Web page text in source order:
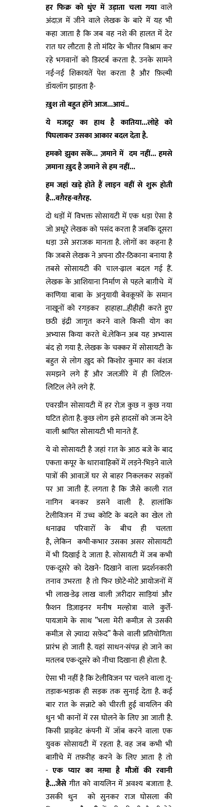
हर फिक्र को धुंए में उड़ाता चला गयावाले
अंदाज़ में जीने वाले लेखक के बारे में यह भी
कहा जाता है कि जब वह नशे की हालत में देर
रात घर लौटता है तो मंदिर के भीतर विश्राम कर
रहे भगवानों को डिस्टर्ब करता है. उनके सामने
नई-नई शिकायतें पेश करता है और फ़िल्मी
डॉयलॉग झाड़ता है-
ख़ुश तो बहुत होंगे आज...आयं..
ये मजदूर का हाथ है कातिया...लोहे को
पिघलाकर उसका आकार बदल देता है.
हमको झुका सकें... ज़माने मेंदम नहीं... हमसे
ज़माना ख़ुद है जमाने से हम नहीं...
हम जहां खड़े होते हैं लाइन वहीं से शुरू होती
है...वग़ैरह-वग़ैरह.
दो धड़ों में विभक्त सोसायटी में एक धड़ा ऐसा है
जो अधूरे लेखक को पसंद करता है जबकि दूसरा
धड़ा उसे अराजक मानता है. लोगों का कहना है
कि जबसे लेखक ने अपना ठौर-ठिकाना बनाया है
तबसे सोसायटी की चाल-ढ़ाल बदल गई हैं.
लेखक के आशियाना निर्माण से पहले बाग़ीचे में
काणिया बाबा के अनुयायी बेवक़ूफ़ों के समान
नाखूनों को रगड़कर हाहाहा...हीहीही करते हुए
छठी इंद्री जागृत करने वाले किसी योग का
अभ्यास किया करते थे.लेकिन अब यह अभ्यास
बंद हो गया है. लेखक के चक्कर में सोसायटी के
बहुत से लोग ख़ुद को किशोर कुमार का वंशज
समझने लगे हैं और जलज़ीरे में ही लिटिल-
लिटिल लेने लगे हैं.
एवरग्रीन सोसायटी में हर रोज़ कुछ न कुछ नया
घटित होता है. कुछ लोग इसे हादसों को जन्म देने
वाली श्रापित सोसायटी भी मानते हैं.
ये वो सोसायटी है जहां रात के आठ बजे के बाद
एकता कपूर के धारावाहिकों में लड़ने-भिड़ने वाले
पात्रों की आवाज़ें घर से बाहर निकलकर सड़कों
पर आ जाती हैं. लगता है कि जैसे काली रात
नागिन बनकर डसने वाली है. हालांकि
टेलीविजन में उच्च कोटि के बदले का खेल तो
धनाढ्य परिवारों के बीच ही चलता
है, लेकिन कभी-कभार उसका असर सोसायटी
में भी दिखाई दे जाता है. सोसायटी में जब कभी
एक-दूसरे को देखने- दिखाने वाला प्रदर्शनकारी
तनाव उभरता है तो फिर छोटे-मोटे आयोजनों में
भी लाख-डेढ़ लाख वाली ज़रीदार साड़ियां और
फ़ैशन डिज़ाइनर मनीष मल्होत्रा वाले कुर्तें-
पायजामे के साथ ”भला मेरी कमीज़ से उसकी
कमीज़ से ज़्यादा सफ़ेद” कैसे वाली प्रतियोगिता
प्रारंभ हो जाती है. यहां साधन-संपन्न हो जाने का
मतलब एक-दूसरे को नीचा दिखाना ही होता है.
ऐसा भी नहीं है कि टेलीविजन पर चलने वाला तू-
तड़ाक-भड़ाक ही सड़क तक सुनाई देता है. कई
बार रात के सन्नाटे को चीरती हुई वायलिन की
धुन भी कानों में रस घोलने के लिए आ जाती है.
किसी प्राइवेट कंपनी में जॉब करने वाला एक
युवक सोसायटी में रहता है. वह जब कभी भी
बाग़ीचे में तफ़रीह करने के लिए आता है तो
-एक प्यार का नग़्मा है मौजों की रवानी
है...जैसेगीत को वायलिन में अवश्य बजाता है.
उसकी धुन को सुनकर राज घोसला की